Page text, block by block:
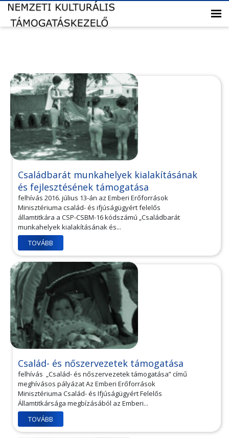
Családbarát munkahelyek kialakításának
és fejlesztésének támogatása
felhívás 2016. július 13-án az Emberi Erőforrások
Minisztériuma család- és ifjúságügyért felelős
államtitkára a CSP-CSBM-16 kódszámú „Családbarát
munkahelyek kialakításának és...
TOVÁBB
Család- és nőszervezetek támogatása
felhívás „Család- és nőszervezetek támogatása” című
meghívásos pályázat Az Emberi Erőforrások
Minisztériuma Család- és Ifjúságügyért Felelős
Államtitkársága megbízásából az Emberi...
TOVÁBB